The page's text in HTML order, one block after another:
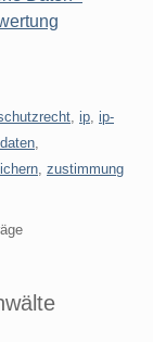
ip ip-
zustimmung